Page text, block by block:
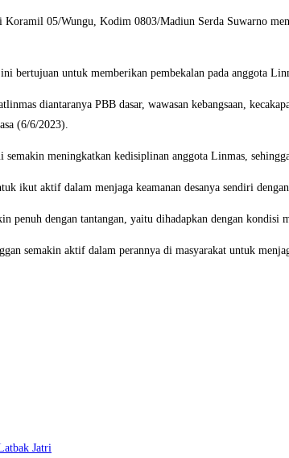
05/Wungu, Kodim 0803/Madiun Serda Suwarno
bertujuan untuk memberikan pembekalan pada anggota
diantaranya PBB dasar, wawasan kebangsaan,
(6/6/2023).
meningkatkan kedisiplinan anggota Linmas,
ikut aktif dalam menjaga keamanan desanya sendiri
penuh dengan tantangan, yaitu dihadapkan dengan
semakin aktif dalam perannya di masyarakat untuk
Jatri